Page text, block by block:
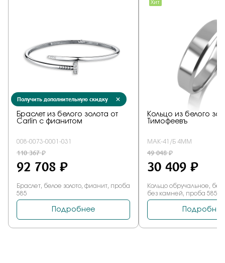
Получить дополнительную скидку